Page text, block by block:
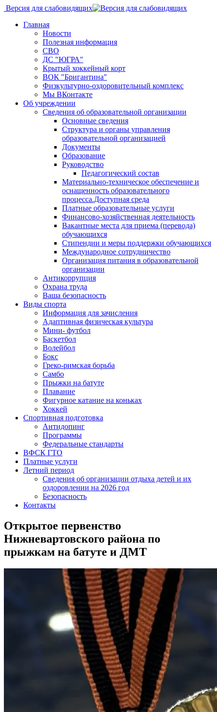
Версия для слабовидящих
Главная
Новости
Полезная информация
СВО
ДС "ЮГРА"
Крытый хоккейный корт
ВОК "Бригантина"
Физкультурно-оздоровительный комплекс
Мы ВКонтакте
Об учреждении
Сведения об образовательной организации
Основные сведения
Структура и органы управления
образовательной организацией
Документы
Образование
Руководство
Педагогический состав
Материально-техническое обеспечение и
оснащенность образовательного
процесса.Доступная среда
Платные образовательные услуги
Финансово-хозяйственная деятельность
Вакантные места для приема (перевода)
обучающихся
Стипендии и меры поддержки обучающихся
Международное сотрудничество
Организация питания в образовательной
организации
Антикоррупция
Охрана труда
Ваша безопасность
Виды спорта
Информация для зачисления
Адаптивная физическая культура
Мини- футбол
Баскетбол
Волейбол
Бокс
Греко-римская борьба
Самбо
Прыжки на батуте
Плавание
Фигурное катание на коньках
Хоккей
Спортивная подготовка
Антидопинг
Программы
Федеральные стандарты
ВФСК ГТО
Платные услуги
Летний период
Сведения об организации отдыха детей и их
оздоровлении на 2026 год
Безопасность
Контакты
Открытое первенство
Нижневартовского района по
прыжкам на батуте и ДМТ